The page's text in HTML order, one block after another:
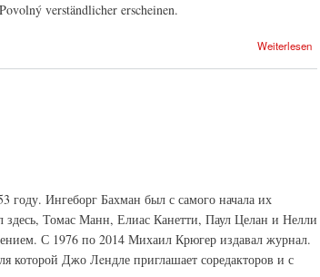
verständlicher erscheinen.
Weiterlesen
году. Ингеборг Бахман был с самого начала их
здесь, Томас Манн, Елиас Канетти, Паул Целан и Нелли
С 1976 по 2014 Михаил Крюгер издавал журнал.
которой Джо Лeндле приглашает соредакторов и с